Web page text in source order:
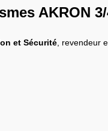
AKRON 3/
et Sécurité , revendeur